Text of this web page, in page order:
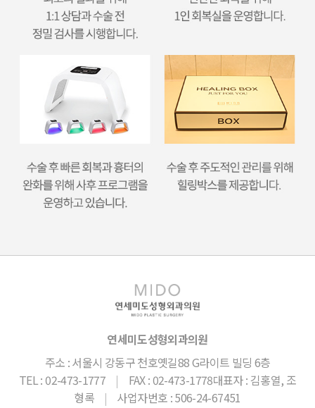
연세미도성형외과의원
주소 : 서울시 강동구 천호옛길88 G라이트 빌딩 6층
TEL : 02-473-1777
| FAX : 02-473-1778대표자 : 김홍열, 조
형록
|
사업자번호 : 506-24-67451